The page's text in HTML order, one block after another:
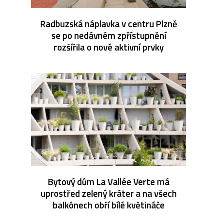
Radbuzská náplavka v centru Plzně
se po nedávném zpřístupnění
rozšířila o nové aktivní prvky
Bytový dům La Vallée Verte má
uprostřed zelený kráter a na všech
balkónech obří bílé květináče